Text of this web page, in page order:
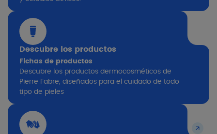
Descubre los productos ​
Fichas de productos ​
Descubre los productos dermocosméticos de
Pierre Fabre, diseñados para el cuidado de todo
tipo de pieles​